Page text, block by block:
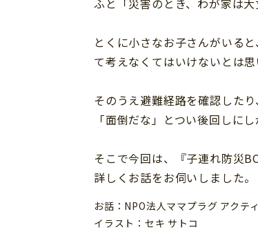
サイトのご利⽤にあたって
ふと「災害のとき、わが家は
とくに小さなお子さんがいる
て考えなくてはいけないとは
そのうえ避難経路を確認した
「面倒だな」とつい後回しにし
そこで今回は、『子連れ防災
詳しくお話をお伺いしました。
お話：NPO法人ママプラグ アクテ
イラスト：セキ サトコ